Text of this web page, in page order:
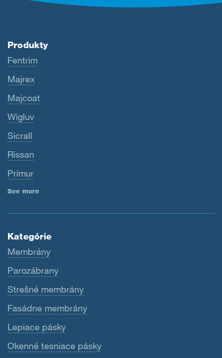
Produkty
Fentrim
Majrex
Majcoat
Wigluv
Sicrall
Rissan
Primur
See more
Kategórie
Membrány
Parozábrany
Strešné membrány
Fasádne membrány
Lepiace pásky
Okenné tesniace pásky